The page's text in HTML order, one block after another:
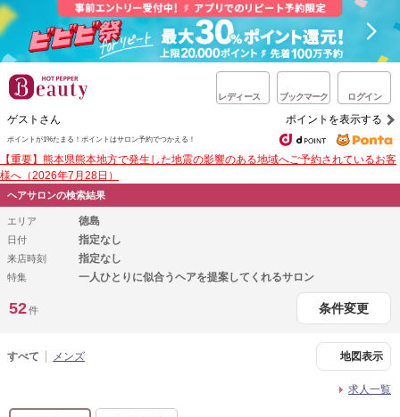
レディース ブックマーク ログイン
ゲストさん ポイントを表示する
ポイントが1%たまる！ ポイントはサロン予約でつかえる！
【重要】熊本県熊本地方で発生した地震の影響のある地域へご予約されているお客
様へ（2026年7月28日）
ヘアサロンの検索結果
エリア 徳島
日付 指定なし
来店時刻 指定なし
特集 一人ひとりに似合うヘアを提案してくれるサロン
52件 条件変更
すべて メンズ 地図表示
求人一覧